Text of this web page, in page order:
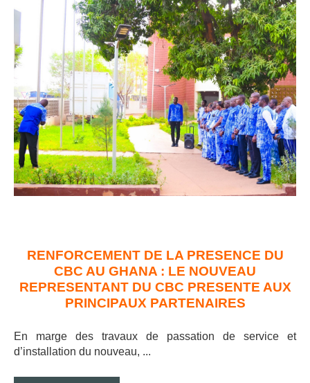
RENFORCEMENT DE LA PRESENCE DU
CBC AU GHANA : LE NOUVEAU
REPRESENTANT DU CBC PRESENTE AUX
PRINCIPAUX PARTENAIRES
En marge des travaux de passation de service et
d’installation du nouveau, ...